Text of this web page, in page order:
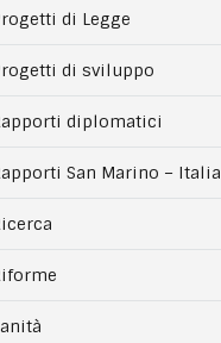
di Legge
di sviluppo
diplomatici
San Marino – Italia